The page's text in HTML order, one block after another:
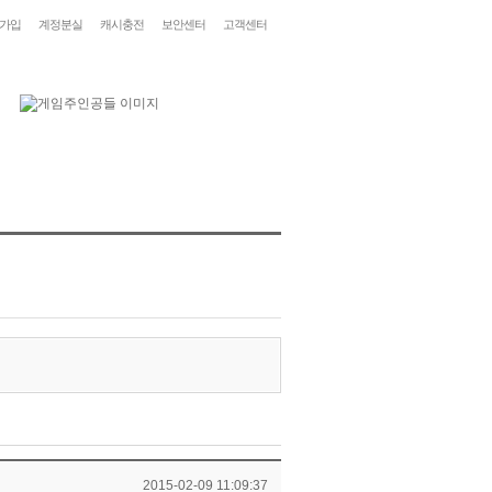
입 계정분실 캐시충전 보안센터 고객센터
2015-02-09 11:09:37